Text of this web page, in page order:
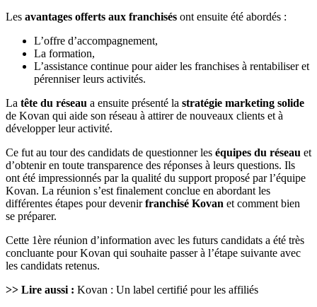
Les avantages offerts aux franchisés ont ensuite été abordés :
L’offre d’accompagnement,
La formation,
L’assistance continue pour aider les franchises à rentabiliser et
pérenniser leurs activités.
La tête du réseau a ensuite présenté la stratégie marketing solide
de Kovan qui aide son réseau à attirer de nouveaux clients et à
développer leur activité.
Ce fut au tour des candidats de questionner les équipes du réseau et
d’obtenir en toute transparence des réponses à leurs questions. Ils
ont été impressionnés par la qualité du support proposé par l’équipe
Kovan. La réunion s’est finalement conclue en abordant les
différentes étapes pour devenirfranchisé Kovan et comment bien
se préparer.
Cette 1ère réunion d’information avec les futurs candidats a été très
concluante pour Kovan qui souhaite passer à l’étape suivante avec
les candidats retenus.
>> Lire aussi : Kovan : Un label certifié pour les affiliés